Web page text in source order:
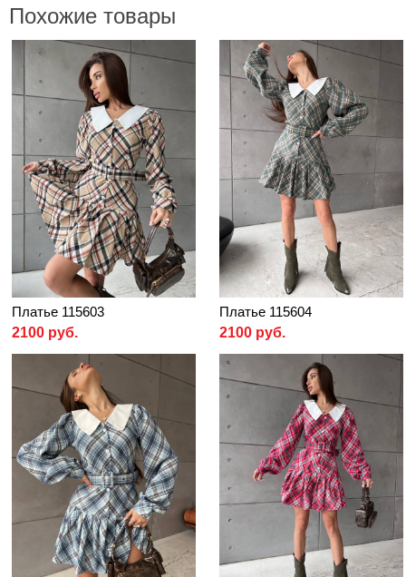
Похожие товары
Платье 115603
2100 руб.
Платье 115604
2100 руб.